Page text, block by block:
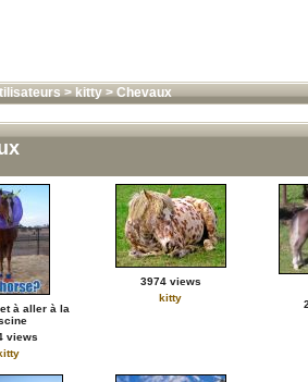
>kitty>Chevaux
à aller à la
views
3974 views
kitty